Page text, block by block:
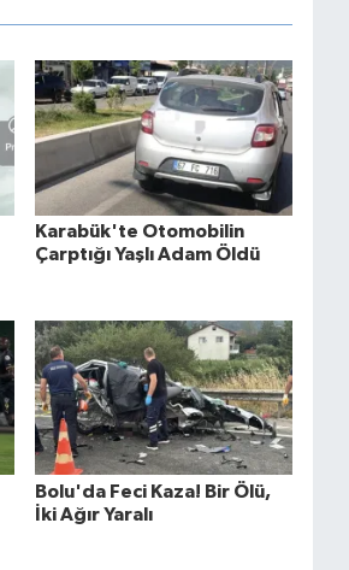
Karabük'te Otomobilin
Çarptığı Yaşlı Adam Öldü
Bolu'da Feci Kaza! Bir Ölü,
İki Ağır Yaralı